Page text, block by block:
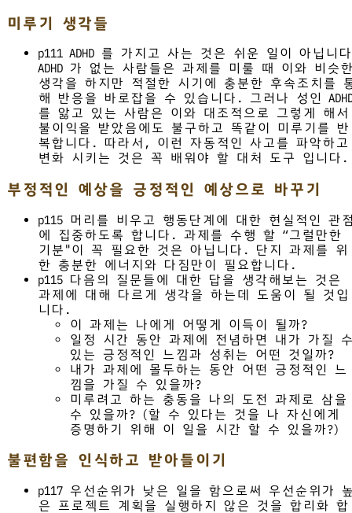
미루기 생각들
p111 ADHD 를 가지고 사는 것은 쉬운 일이 아닙니
ADHD 가 없는 사람들은 과제를 미룰 때 이와 비슷
생각을 하지만 적절한 시기에 충분한 후속조치를
해 반응을 바로잡을 수 있습니다. 그러나 성인
를 앓고 있는 사람은 이와 대조적으로 그렇게 해서
불이익을 받았음에도 불구하고 똑같이 미루기를 반
복합니다. 따라서, 이런 자동적인 사고를 파악하고
변화 시키는 것은 꼭 배워야 할 대처 도구 입니다.
부정적인 예상을 긍정적인 예상으로 바꾸기
p115 머리를 비우고 행동단계에 대한 현실적인 관
에 집중하도록 합니다. 과제를 수행 할 “그럴만한
기분"이 꼭 필요한 것은 아닙니다. 단지 과제를 위
한 충분한 에너지와 다짐만이 필요합니다.
p115 다음의 질문들에 대한 답을 생각해보는 것은
과제에 대해 다르게 생각을 하는데 도움이 될 것입
니다.
이 과제는 나에게 어떻게 이득이 될까?
일정 시간 동안 과제에 전념하면 내가 가질
있는 긍정적인 느낌과 성취는 어떤 것일까?
내가 과제에 몰두하는 동안 어떤 긍정적인 느
낌을 가질 수 있을까?
미루려고 하는 충동을 나의 도전 과제로 삼을
수 있을까? (할 수 있다는 것을 나 자신에게
증명하기 위해 이 일을 시간 할 수 있을까?)
불편함을 인식하고 받아들이기
p117 우선순위가 낮은 일을 함으로써 우선순위가
은 프로젝트 계획을 실행하지 않은 것을 합리화 합